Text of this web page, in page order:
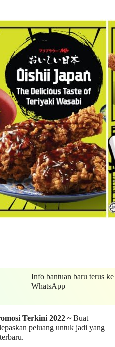
Info bantuan baru terus ke
WhatsApp
Terkini 2022 ~Buat
peluang untuk jadi yang